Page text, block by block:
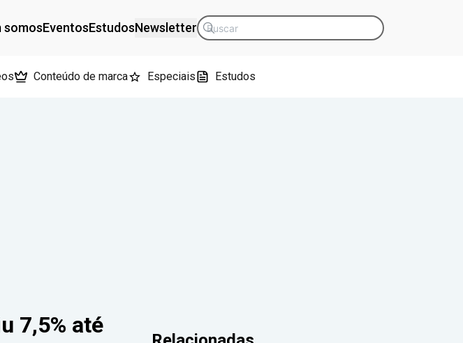
somosEventosEstudosNewsletter
Conteúdo de marca Especiais Estudos
7,5% até